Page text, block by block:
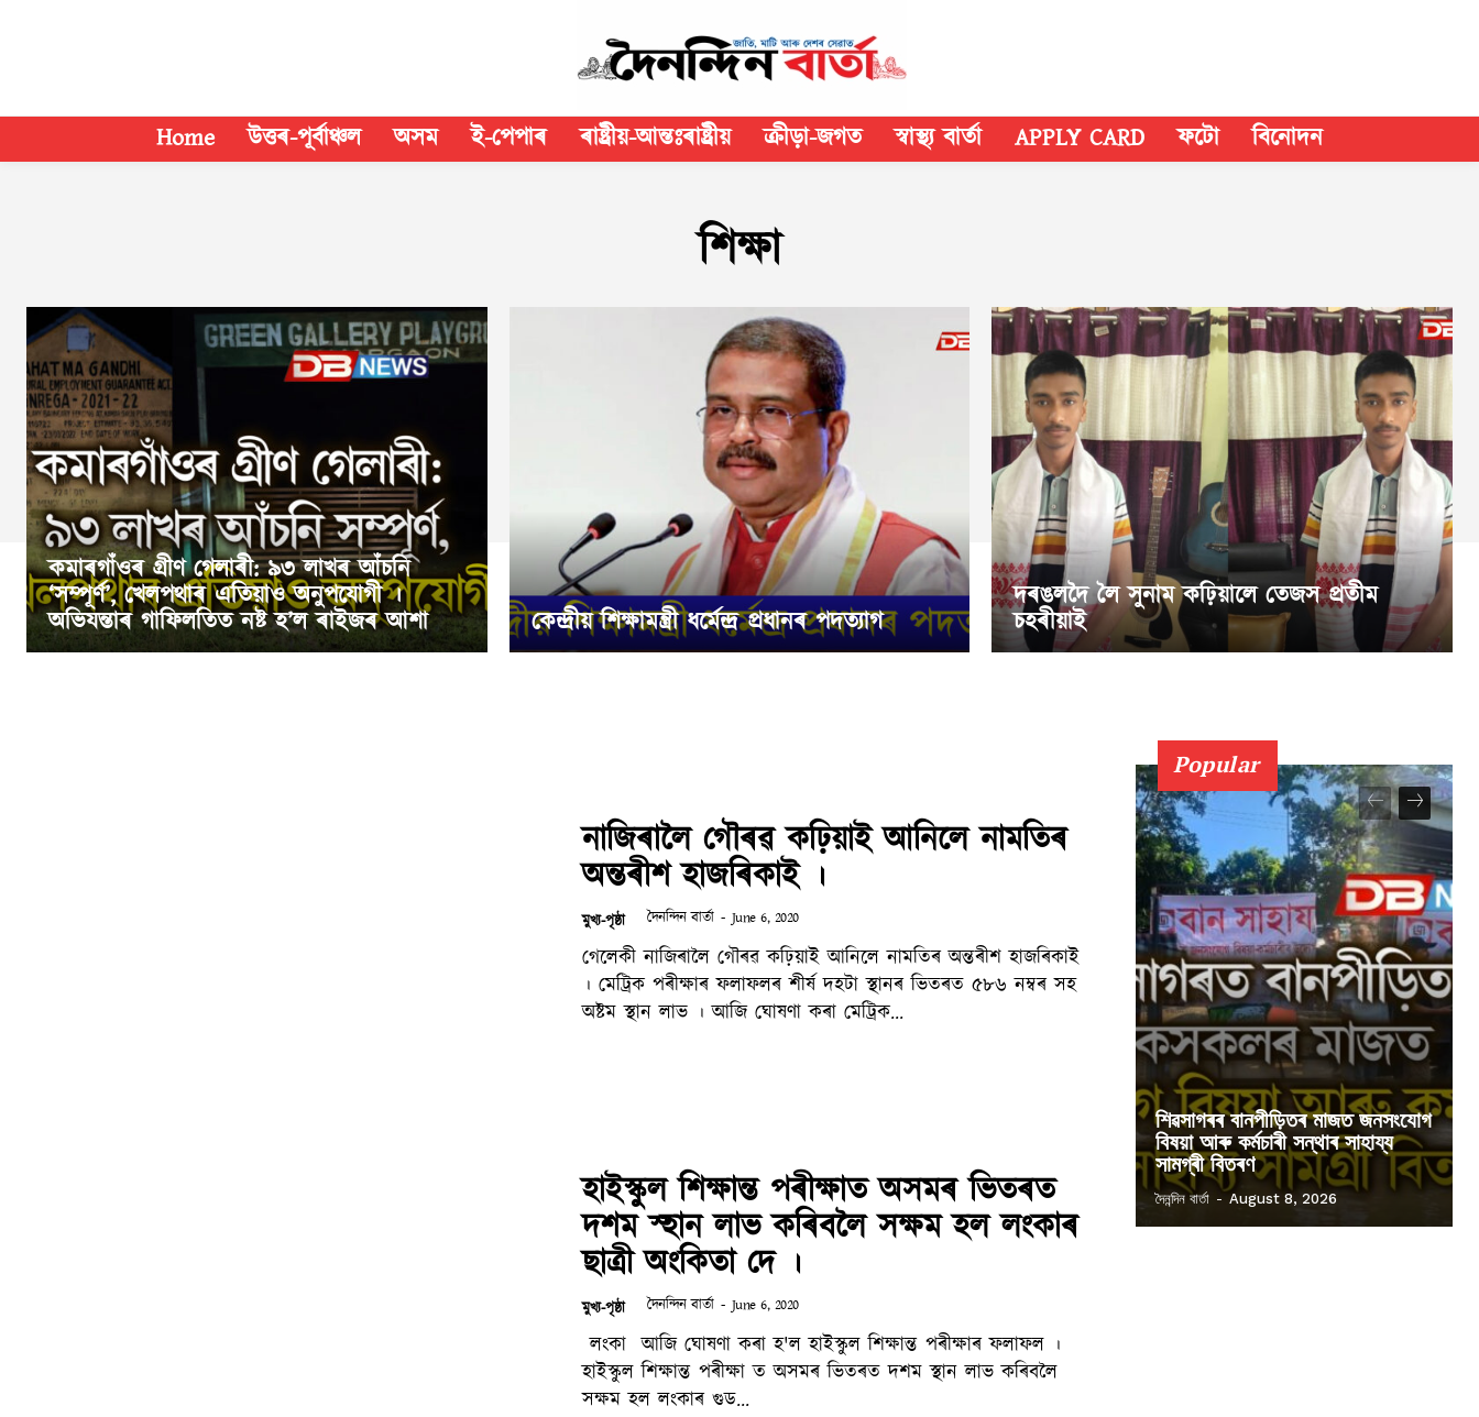
Home উত্তৰ-পূৰ্বাঞ্চল অসম ই-পেপাৰ ৰাষ্ট্ৰীয়-আন্তঃৰাষ্ট্ৰীয় ক্রীড়া-জগত স্বাস্থ্য বাৰ্তা APPLY CARD ফটো বিনোদন
শিক্ষা
কমাৰগাঁওৰ গ্ৰীণ গেলাৰী: ৯৩ লাখৰ আঁচনি
‘সম্পূৰ্ণ’, খেলপথাৰ এতিয়াও অনুপযোগী ।
অভিযন্তাৰ গাফিলতিত নষ্ট হ’ল ৰাইজৰ আশা কেন্দ্ৰীয় শিক্ষামন্ত্ৰী ধৰ্মেন্দ্ৰ প্ৰধানৰ পদত্যাগ
দৰঙলদৈ লৈ সুনাম কঢ়িয়ালে তেজস প্ৰতীম
চহৰীয়াই
নাজিৰালৈ গৌৰৱ কঢ়িয়াই আনিলে নামতিৰ
অন্তৰীশ হাজৰিকাই ।
মুখ্য-পৃষ্ঠা দৈনন্দিন বাৰ্তা - June 6, 2020
গেলেকী নাজিৰালৈ গৌৰৱ কঢ়িয়াই আনিলে নামতিৰ অন্তৰীশ হাজৰিকাই
। মেট্ৰিক পৰীক্ষাৰ ফলাফলৰ শীৰ্ষ দহটা স্থানৰ ভিতৰত ৫৮৬ নম্বৰ সহ
অষ্টম স্থান লাভ । আজি ঘোষণা কৰা মেট্ৰিক...
হাইস্কুল শিক্ষান্ত পৰীক্ষাত অসমৰ ভিতৰত
দশম স্হান লাভ কৰিবলৈ সক্ষম হল লংকাৰ
ছাত্ৰী অংকিতা দে ।
মুখ্য-পৃষ্ঠা দৈনন্দিন বাৰ্তা - June 6, 2020
লংকা আজি ঘোষণা কৰা হ'ল হাইস্কুল শিক্ষান্ত পৰীক্ষাৰ ফলাফল ।
হাইস্কুল শিক্ষান্ত পৰীক্ষা ত অসমৰ ভিতৰত দশম স্থান লাভ কৰিবলৈ
সক্ষম হল লংকাৰ গুড...
Popular
শিৱসাগৰৰ বানপীড়িতৰ মাজত জনসংযোগ
বিষয়া আৰু কৰ্মচাৰী সন্থাৰ সাহায্য
সামগ্ৰী বিতৰণ
দৈনন্দিন বাৰ্তা - August 8, 2026